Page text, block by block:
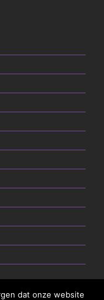
dat onze website